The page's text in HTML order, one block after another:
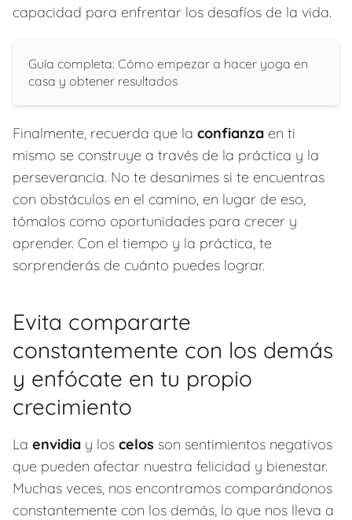
capacidad para enfrentar los desafíos de la vida.
Guía completa: Cómo empezar a hacer yoga en
casa y obtener resultados
Finalmente, recuerda que la confianza en ti
mismo se construye a través de la práctica y la
perseverancia. No te desanimes si te encuentras
con obstáculos en el camino, en lugar de eso,
tómalos como oportunidades para crecer y
aprender. Con el tiempo y la práctica, te
sorprenderás de cuánto puedes lograr.
Evita compararte
constantemente con los demás
y enfócate en tu propio
crecimiento
La envidia y los celos son sentimientos negativos
que pueden afectar nuestra felicidad y bienestar.
Muchas veces, nos encontramos comparándonos
constantemente con los demás, lo que nos lleva a